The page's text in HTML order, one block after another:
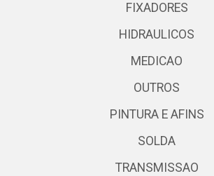
FIXADORES
HIDRAULICOS
MEDICAO
OUTROS
PINTURA E AFINS
SOLDA
TRANSMISSAO